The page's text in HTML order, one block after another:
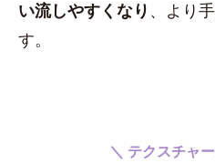
い流しやすくなり 、より
す。
＼ テクスチャ